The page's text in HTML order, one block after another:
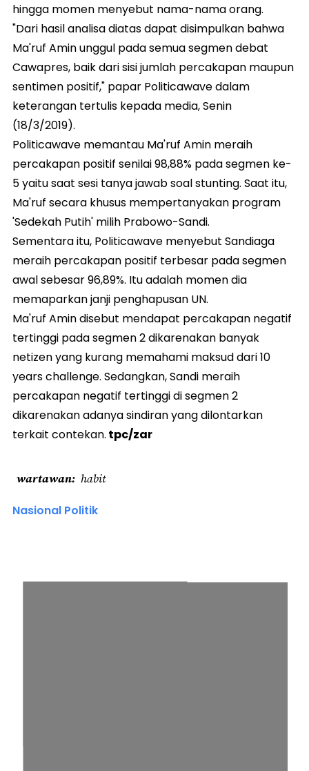
hingga momen menyebut nama-nama orang.
"Dari hasil analisa diatas dapat disimpulkan bahwa
Ma'ruf Amin unggul pada semua segmen debat
Cawapres, baik dari sisi jumlah percakapan maupun
sentimen positif," papar Politicawave dalam
keterangan tertulis kepada media, Senin
(18/3/2019).
Politicawave memantau Ma'ruf Amin meraih
percakapan positif senilai 98,88% pada segmen ke-
5 yaitu saat sesi tanya jawab soal stunting. Saat itu,
Ma'ruf secara khusus mempertanyakan program
'Sedekah Putih' milih Prabowo-Sandi.
Sementara itu, Politicawave menyebut Sandiaga
meraih percakapan positif terbesar pada segmen
awal sebesar 96,89%. Itu adalah momen dia
memaparkan janji penghapusan UN.
Ma'ruf Amin disebut mendapat percakapan negatif
tertinggi pada segmen 2 dikarenakan banyak
netizen yang kurang memahami maksud dari 10
years challenge. Sedangkan, Sandi meraih
percakapan negatif tertinggi di segmen 2
dikarenakan adanya sindiran yang dilontarkan
terkait contekan. tpc/zar
wartawan habit
Nasional Politik